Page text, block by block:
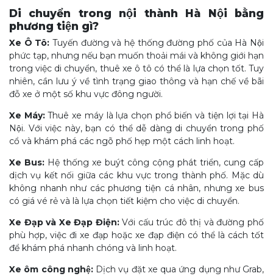
Di chuyển trong nội thành Hà Nội bằng
phương tiện gì?
Xe Ô Tô: Tuyến đường và hệ thống đường phố của Hà Nội
phức tạp, nhưng nếu bạn muốn thoải mái và không giới hạn
trong việc di chuyển, thuê xe ô tô có thể là lựa chọn tốt. Tuy
nhiên, cần lưu ý về tình trạng giao thông và hạn chế về bãi
đỗ xe ở một số khu vực đông người.
Xe Máy:Thuê xe máy là lựa chọn phổ biến và tiện lợi tại Hà
Nội. Với việc này, bạn có thể dễ dàng di chuyển trong phố
cổ và khám phá các ngõ phố hẹp một cách linh hoạt.
Xe Bus: Hệ thống xe buýt công cộng phát triển, cung cấp
dịch vụ kết nối giữa các khu vực trong thành phố. Mặc dù
không nhanh như các phương tiện cá nhân, nhưng xe bus
có giá vé rẻ và là lựa chọn tiết kiệm cho việc di chuyển.
Xe Đạp và Xe Đạp Điện:Với cấu trúc đô thị và đường phố
phù hợp, việc đi xe đạp hoặc xe đạp điện có thể là cách tốt
để khám phá nhanh chóng và linh hoạt.
Xe ôm công nghệ:Dịch vụ đặt xe qua ứng dụng như Grab,